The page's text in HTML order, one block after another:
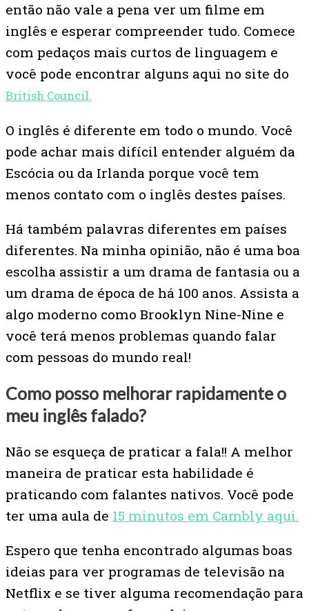
então não vale a pena ver um filme em
inglês e esperar compreender tudo. Comece
com pedaços mais curtos de linguagem e
você pode encontrar alguns aqui no site do
British Council.
O inglês é diferente em todo o mundo. Você
pode achar mais difícil entender alguém da
Escócia ou da Irlanda porque você tem
menos contato com o inglês destes países.
Há também palavras diferentes em países
diferentes. Na minha opinião, não é uma boa
escolha assistir a um drama de fantasia ou a
um drama de época de há 100 anos. Assista a
algo moderno como Brooklyn Nine-Nine e
você terá menos problemas quando falar
com pessoas do mundo real!
Como posso melhorar rapidamente o
meu inglês falado?
Não se esqueça de praticar a fala!! A melhor
maneira de praticar esta habilidade é
praticando com falantes nativos. Você pode
ter uma aula de 15 minutos em Cambly aqui.
Espero que tenha encontrado algumas boas
ideias para ver programas de televisão na
Netflix e se tiver alguma recomendação para